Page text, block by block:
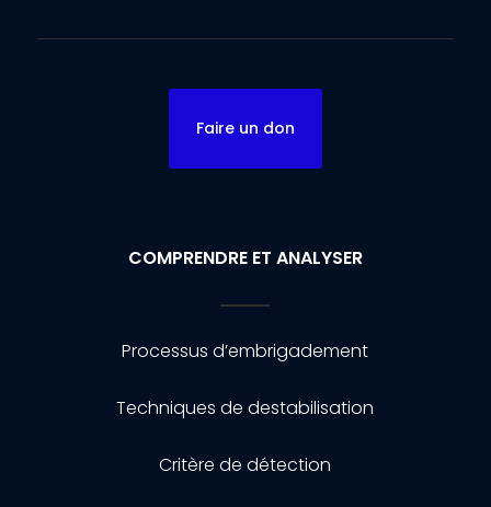
Faire un don
COMPRENDRE ET ANALYSER
Processus d’embrigadement
Techniques de destabilisation
Critère de détection